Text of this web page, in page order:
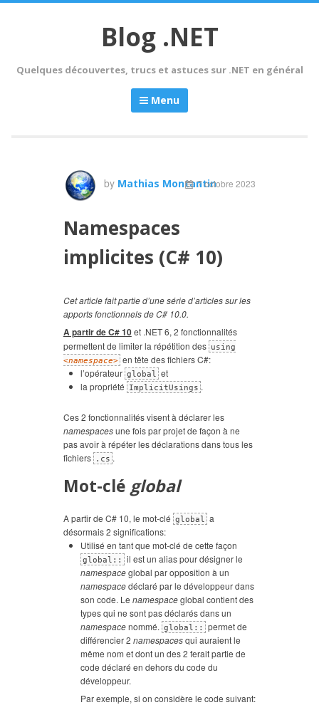
Blog .NET
Quelques découvertes, trucs et astuces sur .NET en général
Menu
7 octobre 2023
by Mathias Montantin
Namespaces
implicites (C# 10)
Cet article fait partie d’une série d’articles sur les
apports fonctionnels de C# 10.0.
A partir de C# 10et .NET 6, 2 fonctionnalités
permettent de limiter la répétition des using
<namespace> en tête des fichiers C#:
l’opérateur global et
la propriété
ImplicitUsings .
Ces 2 fonctionnalités visent à déclarer les
namespacesune fois par projet de façon à ne
pas avoir à répéter les déclarations dans tous les
fichiers
.cs .
Mot-clé global
A partir de C# 10, le mot-clé global a
désormais 2 significations:
Utilisé en tant que mot-clé de cette façon
global:: il est un alias pour désigner le
namespaceglobal par opposition à un
namespacedéclaré par le développeur dans
son code. Le namespaceglobal contient des
types qui ne sont pas déclarés dans un
namespacenommé. global:: permet de
différencier 2 namespacesqui auraient le
même nom et dont un des 2 ferait partie de
code déclaré en dehors du code du
développeur.
Par exemple, si on considère le code suivant: